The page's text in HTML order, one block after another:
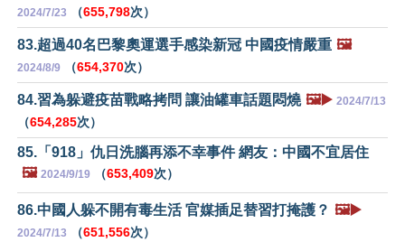
2024/7/23 （655,798次）
83.超過40名巴黎奧運選手感染新冠 中國疫情嚴重 🖼️
2024/8/9 （654,370次）
84.習為躲避疫苗戰略拷問 讓油罐車話題悶燒 🖼️▶️ 2024/7/13
（654,285次）
85.「918」仇日洗腦再添不幸事件 網友：中國不宜居住
🖼️ 2024/9/19 （653,409次）
86.中國人躲不開有毒生活 官媒插足替習打掩護？ 🖼️▶️
2024/7/13 （651,556次）